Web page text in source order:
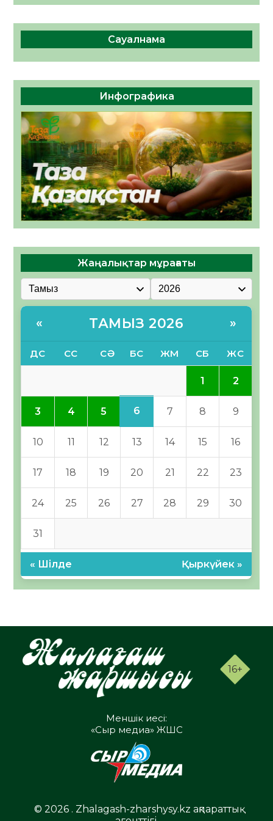
Сауалнама
Инфографика
Жаңалықтар мұрағаты
« ТАМЫЗ 2026 »
ДС СС СӘ БС ЖМ СБ ЖС
1 2
3 4 5 6 7 8 9
10 11 12 13 14 15 16
17 18 19 20 21 22 23
24 25 26 27 28 29 30
31
« Шілде Қыркүйек »
16+
Меншік иесі:
«Сыр медиа» ЖШС
© 2026 . Zhalagash-zharshysy.kz ақпараттық